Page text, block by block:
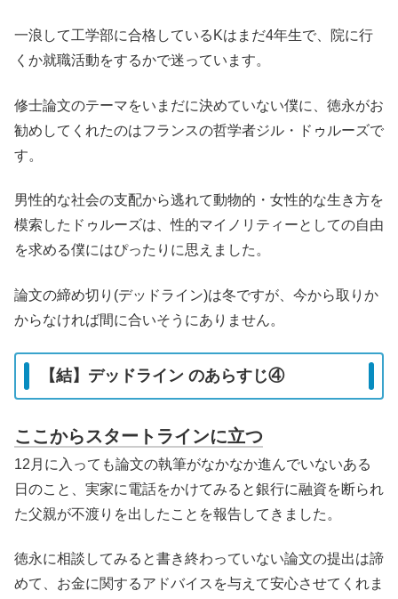
一浪して工学部に合格しているKはまだ4年生で、院に行
くか就職活動をするかで迷っています。
修士論文のテーマをいまだに決めていない僕に、徳永がお
勧めしてくれたのはフランスの哲学者ジル・ドゥルーズで
す。
男性的な社会の支配から逃れて動物的・女性的な生き方を
模索したドゥルーズは、性的マイノリティーとしての自由
を求める僕にはぴったりに思えました。
論文の締め切り(デッドライン)は冬ですが、今から取りか
からなければ間に合いそうにありません。
【結】デッドライン のあらすじ④
ここからスタートラインに立つ
12月に入っても論文の執筆がなかなか進んでいないある
日のこと、実家に電話をかけてみると銀行に融資を断られ
た父親が不渡りを出したことを報告してきました。
徳永に相談してみると書き終わっていない論文の提出は諦
めて、お金に関するアドバイスを与えて安心させてくれま